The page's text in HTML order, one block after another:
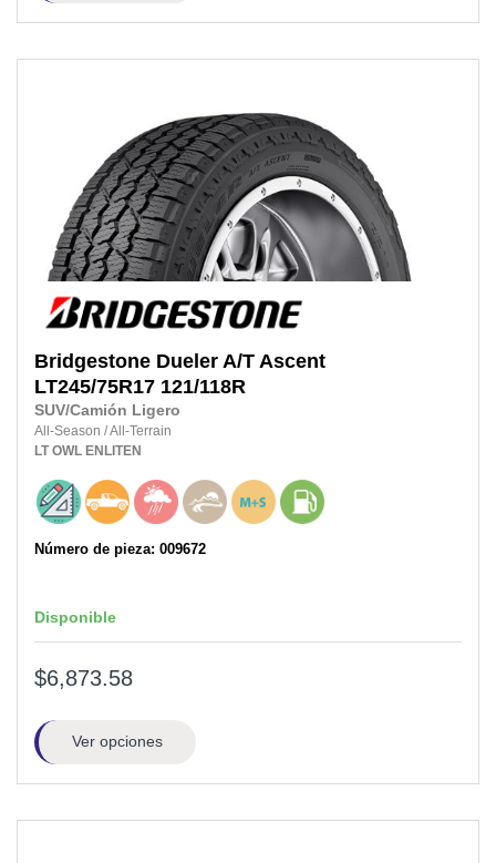
Bridgestone Dueler A/T Ascent
LT245/75R17 121/118R
SUV/Camión Ligero
All-Season /All-Terrain
LT OWL ENLITEN
Número de pieza: 009672
Disponible
$6,873.58
Ver opciones